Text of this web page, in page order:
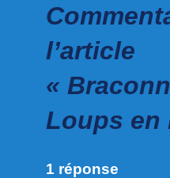
l’article
«
Loups en
1 réponse